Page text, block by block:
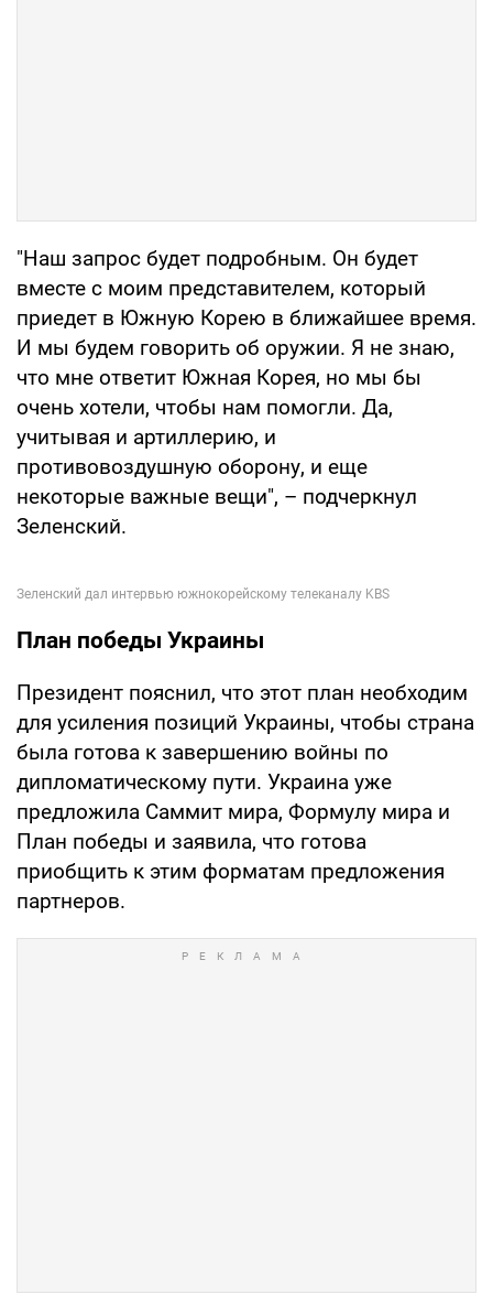
"Наш запрос будет подробным. Он будет
вместе с моим представителем, который
приедет в Южную Корею в ближайшее время.
И мы будем говорить об оружии. Я не знаю,
что мне ответит Южная Корея, но мы бы
очень хотели, чтобы нам помогли. Да,
учитывая и артиллерию, и
противовоздушную оборону, и еще
некоторые важные вещи", – подчеркнул
Зеленский.
План победы Украины
Президент пояснил, что этот план необходим
для усиления позиций Украины, чтобы страна
была готова к завершению войны по
дипломатическому пути. Украина уже
предложила Саммит мира, Формулу мира и
План победы и заявила, что готова
приобщить к этим форматам предложения
партнеров.